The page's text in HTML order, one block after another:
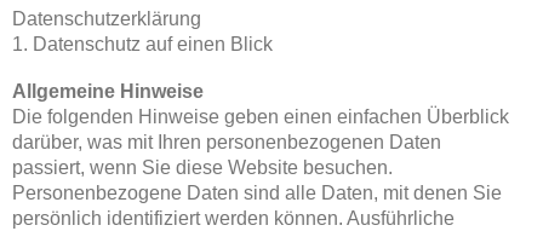
Datenschutzerklärung
1. Datenschutz auf einen Blick
Allgemeine Hinweise
Die folgenden Hinweise geben einen einfachen Überblick
darüber, was mit Ihren personenbezogenen Daten
passiert, wenn Sie diese Website besuchen.
Personenbezogene Daten sind alle Daten, mit denen Sie
persönlich identifiziert werden können. Ausführliche